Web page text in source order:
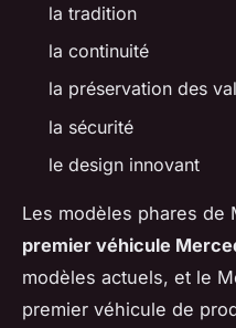
la tradition
la continuité
la préservation des
la sécurité
le design innovant
Les modèles phares de
premier véhicule
modèles actuels, et le
premier véhicule de